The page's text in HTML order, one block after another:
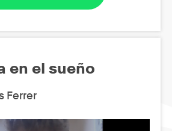
en el sueño
Ferrer